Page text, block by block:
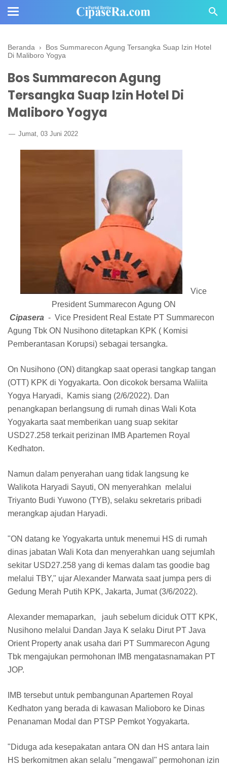
Beranda › Bos Summarecon Agung Tersangka Suap Izin Hotel
Di Maliboro Yogya
Bos Summarecon Agung
Tersangka Suap Izin Hotel Di
Maliboro Yogya
Jumat, 03 Juni 2022
Vice
President Summarecon Agung ON
Cipasera - Vice President Real Estate PT Summarecon
Agung Tbk ON Nusihono ditetapkan KPK ( Komisi
Pemberantasan Korupsi) sebagai tersangka.
On Nusihono (ON) ditangkap saat operasi tangkap tangan
(OTT) KPK di Yogyakarta. Oon dicokok bersama Waliita
Yogya Haryadi, Kamis siang (2/6/2022). Dan
penangkapan berlangsung di rumah dinas Wali Kota
Yogyakarta saat memberikan uang suap sekitar
USD27.258 terkait perizinan IMB Apartemen Royal
Kedhaton.
Namun dalam penyerahan uang tidak langsung ke
Walikota Haryadi Sayuti, ON menyerahkan melalui
Triyanto Budi Yuwono (TYB), selaku sekretaris pribadi
merangkap ajudan Haryadi.
"ON datang ke Yogyakarta untuk menemui HS di rumah
dinas jabatan Wali Kota dan menyerahkan uang sejumlah
sekitar USD27.258 yang di kemas dalam tas goodie bag
melalui TBY," ujar Alexander Marwata saat jumpa pers di
Gedung Merah Putih KPK, Jakarta, Jumat (3/6/2022).
Alexander memaparkan, jauh sebelum diciduk OTT KPK,
Nusihono melalui Dandan Jaya K selaku Dirut PT Java
Orient Property anak usaha dari PT Summarecon Agung
Tbk mengajukan permohonan IMB mengatasnamakan PT
JOP.
IMB tersebut untuk pembangunan Apartemen Royal
Kedhaton yang berada di kawasan Malioboro ke Dinas
Penanaman Modal dan PTSP Pemkot Yogyakarta.
"Diduga ada kesepakatan antara ON dan HS antara lain
HS berkomitmen akan selalu "mengawal" permohonan izin